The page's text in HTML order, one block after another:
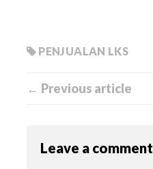
PENJUALAN LKS
← Previous article
Leave a comment